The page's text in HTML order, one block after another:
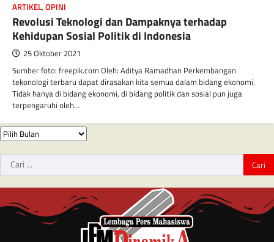
ARTIKEL, OPINI
Revolusi Teknologi dan Dampaknya terhadap
Kehidupan Sosial Politik di Indonesia
25 Oktober 2021
Sumber foto: freepik.com Oleh: Aditya Ramadhan Perkembangan
tekonologi terbaru dapat dirasakan kita semua dalam bidang ekonomi.
Tidak hanya di bidang ekonomi, di bidang politik dan sosial pun juga
terpengaruhi oleh…